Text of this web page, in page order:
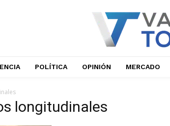
POLÍTICA OPINIÓN MERCADO
longitudinales